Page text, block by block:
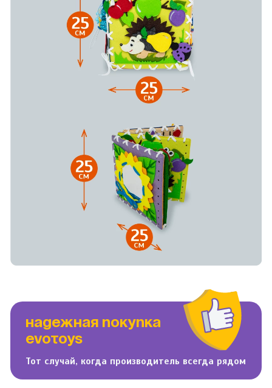
НАДЕЖНАЯ ПОКУПКА
EVOTOYS
Тот случай, когда производитель всегда рядом